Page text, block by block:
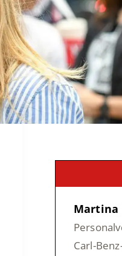
Martina
Carl-